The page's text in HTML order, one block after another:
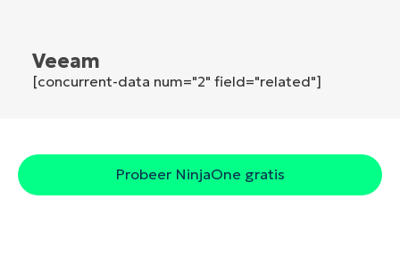
Veeam
[concurrent-data num="2" field="related"]
Probeer NinjaOne gratis